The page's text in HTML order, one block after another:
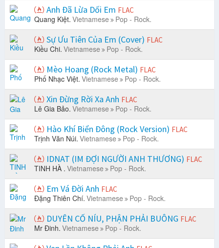
Anh Đã Lừa Dối Em FLAC
Quang Kiệt. Vietnamese Pop - Rock.
Sự Ưu Tiên Của Em (Cover) FLAC
Kiều Chi. Vietnamese Pop - Rock.
Mèo Hoang (Rock Metal) FLAC
Phố Nhạc Việt. Vietnamese Pop - Rock.
Xin Đừng Rời Xa Anh FLAC
Lê Gia Bảo. Vietnamese Pop - Rock.
Hào Khí Biển Đông (Rock Version) FLAC
Trịnh Văn Núi. Vietnamese Pop - Rock.
IDNAT (IM ĐỢI NGƯỜI ANH THƯƠNG) FLAC
TINH HÀ . Vietnamese Pop - Rock.
Em Vá Đời Anh FLAC
Đặng Thiên Chí. Vietnamese Pop - Rock.
DUYÊN CỐ NÍU, PHẬN PHẢI BUÔNG FLAC
Mr Đinh. Vietnamese Pop - Rock.